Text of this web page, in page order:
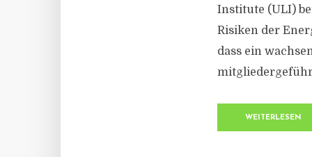
Institute (ULI)
Risiken der
dass ein
WEITERLESEN